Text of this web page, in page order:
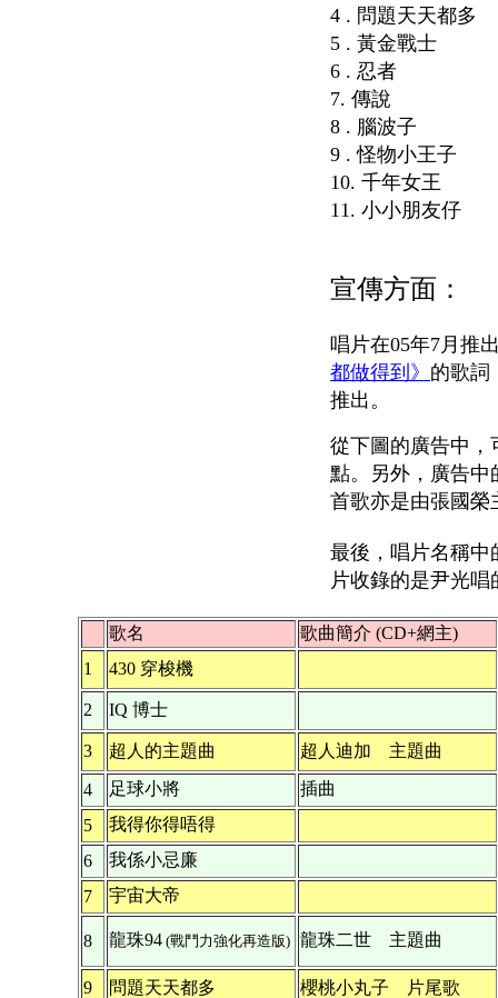
4 . 問題天天都多
5 . 黃金戰士
6 . 忍者
7. 傳說
8 . 腦波子
9 . 怪物小王子
10. 千年女王
11. 小小朋友仔
宣傳方面：
唱片在05年7月推
都做得到》 的歌詞
推出。
從下圖的廣告中，
點。另外，廣告中
首歌亦是由張國榮
最後，唱片名稱中
片收錄的是尹光唱
歌名
歌曲簡介 (CD+網主)
1
430 穿梭機
2 IQ 博士
3 超人的主題曲 超人迪加 主題曲
4 足球小將
插曲
5
我得你得唔得
6
我係小忌廉
7
宇宙大帝
8 龍珠94 (戰鬥力強化再造版) 龍珠二世 主題曲
9 問題天天都多 櫻桃小丸子 片尾歌